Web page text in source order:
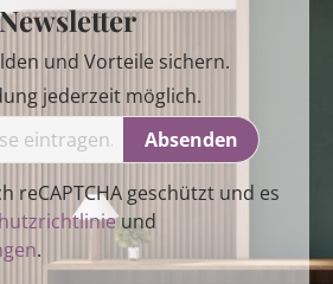
Newsletter
und Vorteile sichern.
jederzeit möglich.
Absenden
reCAPTCHA geschützt und es
und
.